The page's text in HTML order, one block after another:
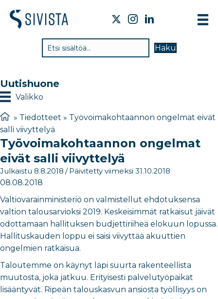
Haku
Uutishuone
Valikko
» Tiedotteet » Työvoimakohtaannon ongelmat eivät
salli viivyttelyä
Työvoimakohtaannon ongelmat
eivät salli viivyttelyä
Julkaistu 8.8.2018 / Päivitetty viimeksi 31.10.2018
08.08.2018
Valtiovarainministeriö on valmistellut ehdotuksensa
valtion talousarvioksi 2019. Keskeisimmät ratkaisut jäivät
odottamaan hallituksen budjettiriiheä elokuun lopussa.
Hallituskauden loppu ei saisi viivyttää akuuttien
ongelmien ratkaisua.
Taloutemme on käynyt läpi suurta rakenteellista
muutosta, joka jatkuu. Erityisesti palvelutyöpaikat
lisääntyvät. Ripeän talouskasvun ansiosta työllisyys on